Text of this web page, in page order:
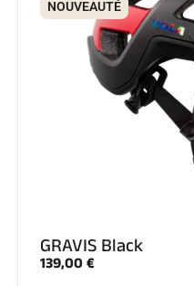
NOUVEAUTÉ
GRAVIS Black
139,00 €